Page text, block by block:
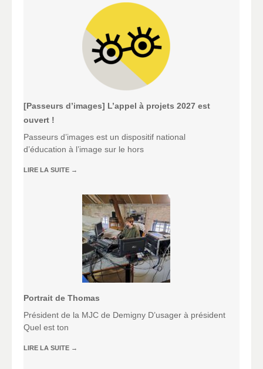
[Passeurs d’images] L’appel à projets 2027 est
ouvert !
Passeurs d’images est un dispositif national
d’éducation à l’image sur le hors
LIRE LA SUITE →
Portrait de Thomas
Président de la MJC de Demigny D’usager à président
Quel est ton
LIRE LA SUITE →